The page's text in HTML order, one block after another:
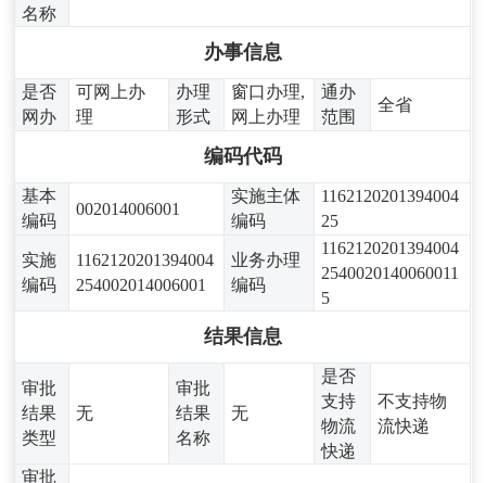
名称
办事信息
是否
网办
可网上办
理
办理
形式
窗口办理,
网上办理
通办
范围
全省
编码代码
基本
编码
002014006001
实施主体
编码
1162120201394004
25
实施
编码
1162120201394004
254002014006001
业务办理
编码
1162120201394004
2540020140060011
5
结果信息
审批
结果
类型
无
审批
结果
名称
无
是否
支持
物流
快递
不支持物
流快递
审批